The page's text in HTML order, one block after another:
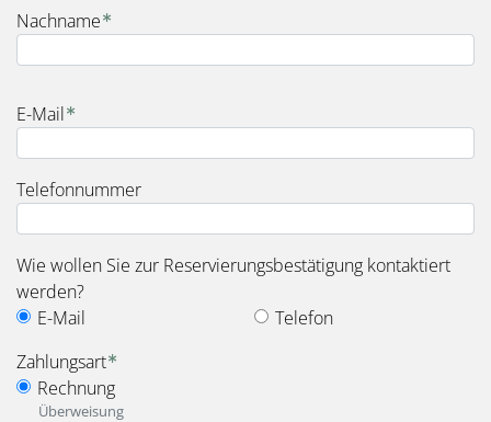
Nachname
E-Mail
Telefonnummer
Wie wollen Sie zur Reservierungsbestätigung kontaktiert
werden?
E-Mail
Telefon
Zahlungsart
Rechnung
Überweisung